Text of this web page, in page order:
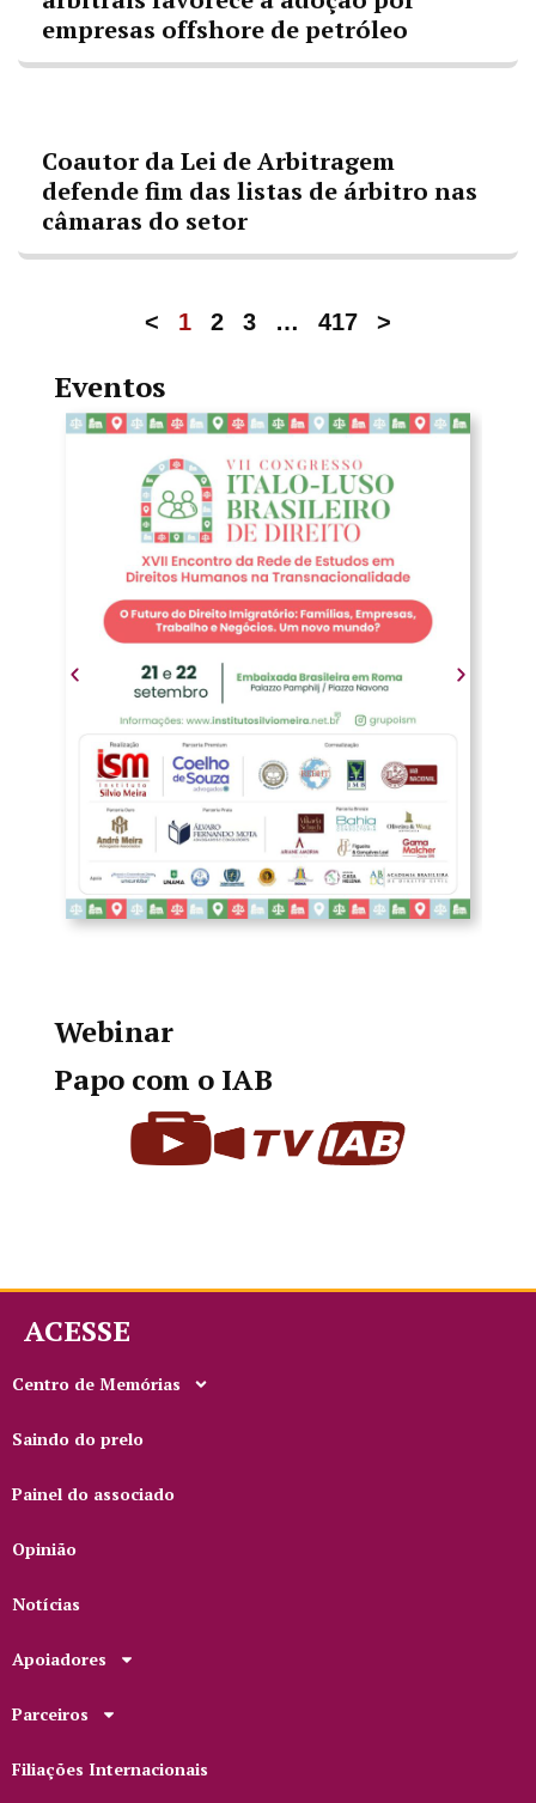
empresas offshore de petróleo
Coautor da Lei de Arbitragem
defende fim das listas de árbitro nas
câmaras do setor
< 1 2 3 … 417 >
Eventos
Webinar
Papo com o IAB
ACESSE
Centro de Memórias
Saindo do prelo
Painel do associado
Opinião
Notícias
Apoiadores
Parceiros
Filiações Internacionais